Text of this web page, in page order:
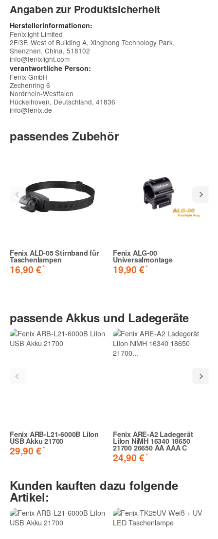
Angaben zur Produktsicherheit
Herstellerinformationen:
Fenixlight Limited
2F/3F, West of Building A, Xinghong Technology Park,
Shenzhen, China, 518102
info@fenixlight.com
verantwortliche Person:
Fenix GmbH
Zechenring 6
Nordrhein-Westfalen
Hückelhoven, Deutschland, 41836
info@fenix.de
passendes Zubehör
Fenix ALD-05 Stirnband für
Taschenlampen
16,90 €*
Fenix ALG-00
Universalmontage
19,90 €*
passende Akkus und Ladegeräte
Fenix ARB-L21-6000B LiIon
USB Akku 21700
29,90 €*
Fenix ARE-A2 Ladegerät
LiIon NiMH 16340 18650
21700 26650 AA AAA C
24,90 €*
Kunden kauften dazu folgende
Artikel: